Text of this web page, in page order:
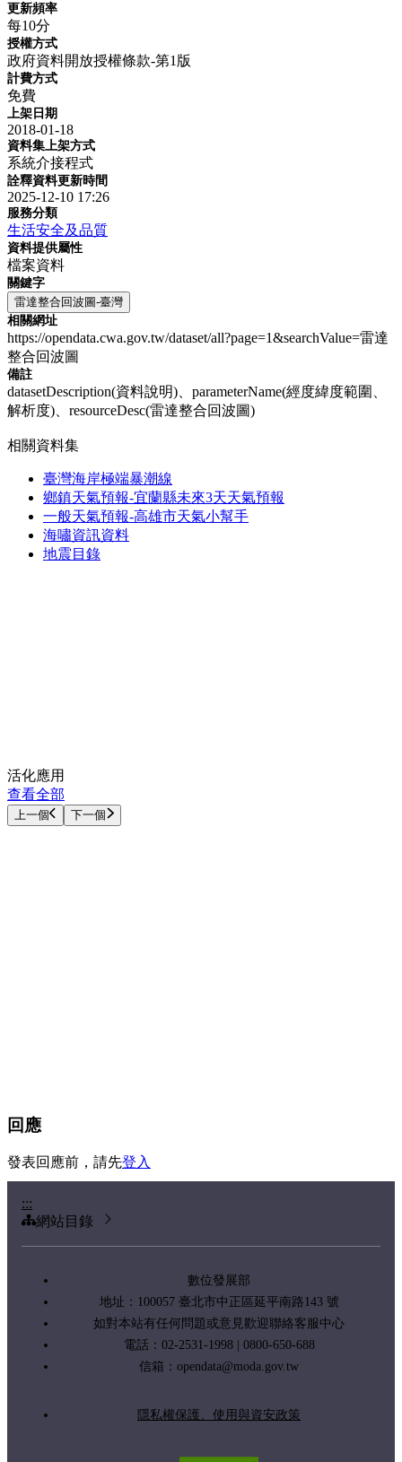
更新頻率
每10分
授權方式
政府資料開放授權條款-第1版
計費方式
免費
上架日期
2018-01-18
資料集上架方式
系統介接程式
詮釋資料更新時間
2025-12-10 17:26
服務分類
生活安全及品質
資料提供屬性
檔案資料
關鍵字
雷達整合回波圖-臺灣
相關網址
https://opendata.cwa.gov.tw/dataset/all?page=1&searchValue=雷達
整合回波圖
備註
datasetDescription(資料說明)、parameterName(經度緯度範圍、
解析度)、resourceDesc(雷達整合回波圖)
相關資料集
臺灣海岸極端暴潮線
鄉鎮天氣預報-宜蘭縣未來3天天氣預報
一般天氣預報-高雄市天氣小幫手
海嘯資訊資料
地震目錄
活化應用
查看全部
上一個 下一個
回應
發表回應前，請先登入
:::
網站目錄
數位發展部
地址：100057 臺北市中正區延平南路143 號
如對本站有任何問題或意見歡迎聯絡客服中心
電話：02-2531-1998 | 0800-650-688
信箱： opendata@moda.gov.tw
隱私權保護、使用與資安政策